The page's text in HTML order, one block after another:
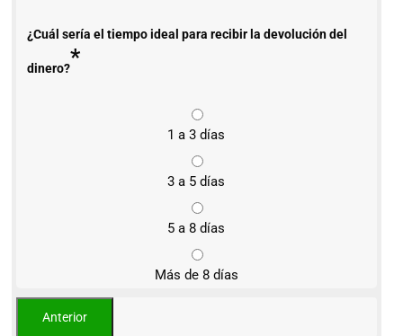
¿Cuál sería el tiempo ideal para recibir la devolución del
dinero?*
1 a 3 días
3 a 5 días
5 a 8 días
Más de 8 días